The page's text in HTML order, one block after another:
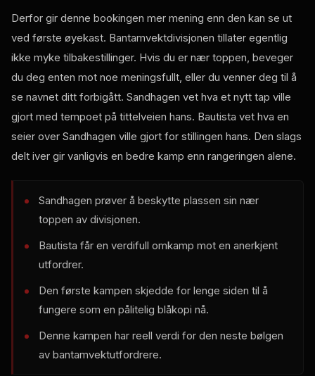
Derfor gir denne bookingen mer mening enn den kan se ut
ved første øyekast. Bantamvektdivisjonen tillater egentlig
ikke myke tilbakestillinger. Hvis du er nær toppen, beveger
du deg enten mot noe meningsfullt, eller du venner deg til å
se navnet ditt forbigått. Sandhagen vet hva et nytt tap ville
gjort med tempoet på tittelveien hans. Bautista vet hva en
seier over Sandhagen ville gjort for stillingen hans. Den slags
delt iver gir vanligvis en bedre kamp enn rangeringen alene.
Sandhagen prøver å beskytte plassen sin nær
toppen av divisjonen.
Bautista får en verdifull omkamp mot en anerkjent
utfordrer.
Den første kampen skjedde for lenge siden til å
fungere som en pålitelig blåkopi nå.
Denne kampen har reell verdi for den neste bølgen
av bantamvektutfordrere.